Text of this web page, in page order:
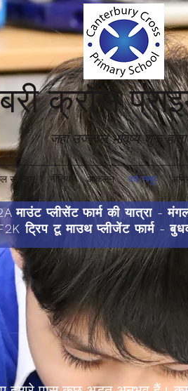
क्रॉस
जहां उज्ज्वल भविष्य शुरू
समाचार नीतियों आकलन वर्ष समूह
माउंट प्लीसेंट फार्म की यात्रा -
ट्रिप टू माउथ प्लीजेंट फार्म -